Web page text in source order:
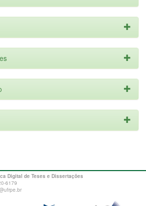
Digital de Teses e Dissertações
6179